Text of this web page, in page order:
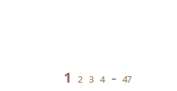
1 2 3 4 ··· 47